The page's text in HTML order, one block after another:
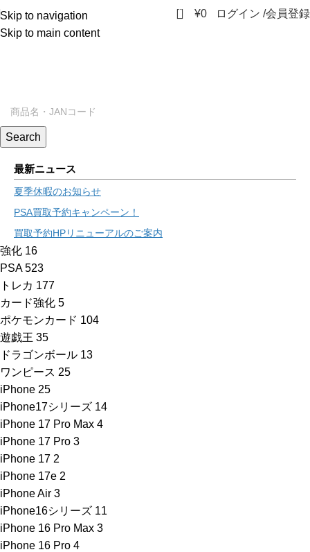
Skip to navigation
Skip to main content
0 ¥0 ログイン /会員登録
Search
最新ニュース
夏季休暇のお知らせ
PSA買取予約キャンペーン！
買取予約HPリニューアルのご案内
強化 16
PSA 523
トレカ 177
カード強化 5
ポケモンカード 104
遊戯王 35
ドラゴンボール 13
ワンピース 25
iPhone 25
iPhone17シリーズ 14
iPhone 17 Pro Max 4
iPhone 17 Pro 3
iPhone 17 2
iPhone 17e 2
iPhone Air 3
iPhone16シリーズ 11
iPhone 16 Pro Max 3
iPhone 16 Pro 4